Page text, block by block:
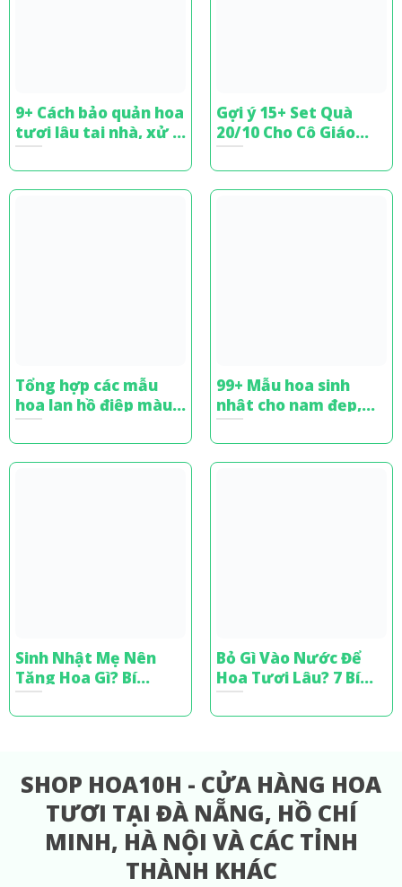
9+ Cách bảo quản hoa
tươi lâu tại nhà, xử lý
bó hoa tặng
Gợi ý 15+ Set Quà
20/10 Cho Cô Giáo
Tinh Tế, Đầy Ý Nghĩa
Tổng hợp các mẫu
hoa lan hồ điệp màu
xanh sang trọng,
đẳng cấp
99+ Mẫu hoa sinh
nhật cho nam đẹp,
sang trọng & ý nghĩa
nhất
Sinh Nhật Mẹ Nên
Tặng Hoa Gì? Bí
Quyết Chọn Hoa Tinh
Tế
Bỏ Gì Vào Nước Để
Hoa Tươi Lâu? 7 Bí
Quyết Từ Chuyên Gia
Cắm Hoa
SHOP HOA10H - CỬA HÀNG HOA
TƯƠI TẠI ĐÀ NẴNG, HỒ CHÍ
MINH, HÀ NỘI VÀ CÁC TỈNH
THÀNH KHÁC